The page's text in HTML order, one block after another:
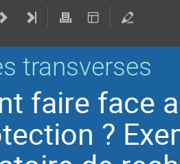
transverses
faire face
?